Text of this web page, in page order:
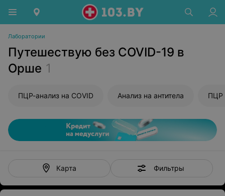
Лаборатории
Путешествую без COVID-19 в
Орше 1
ПЦР-анализ на COVID Анализ на антитела ПЦР
Карта Фильтры